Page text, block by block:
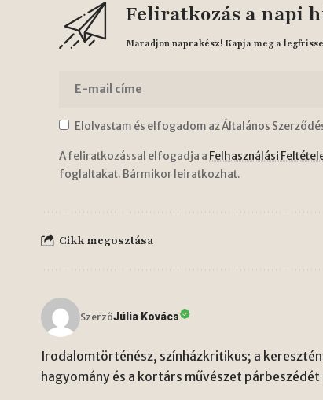
Feliratkozás a napi
Maradjon naprakész! Kapja meg a
Elolvastam és elfogadom az Általános
A feliratkozással elfogadja a Felhasználási
foglaltakat. Bármikor leiratkozhat.
Cikk megosztása
SzerzőJúlia Kovács
Irodalomtörténész, színházkritikus; a
hagyomány és a kortárs művészet